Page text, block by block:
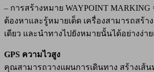
– การสร้างหมาย WAYPOINT MARKING
ต้องหาและรู้หมายเด็ด เครื่องสามารถสร้า
เดียว และนำทางไปยังหมายนั้นได้อย่างง่า
GPS ความไวสูง
คุณสามารถวางแผนการเดินทาง สร้างเส้น